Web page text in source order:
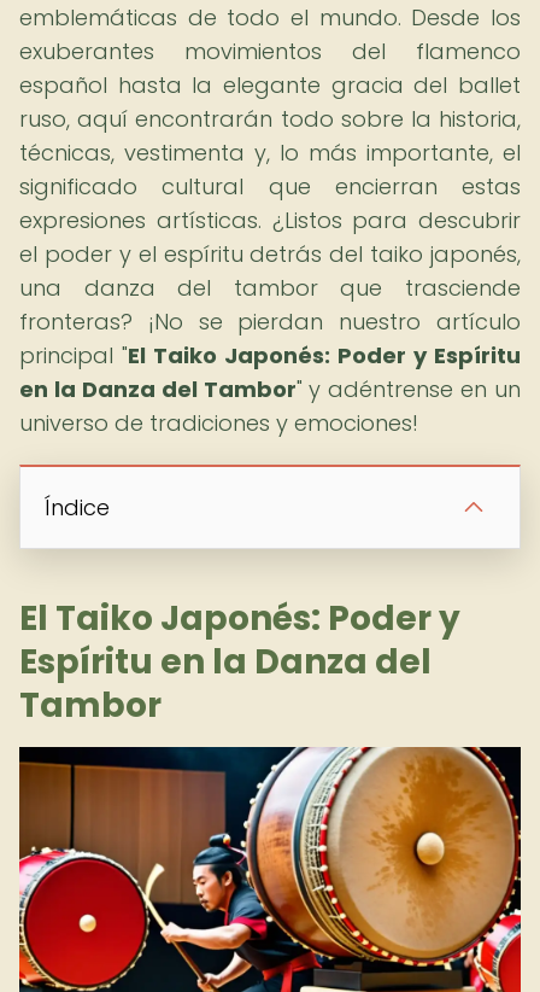
emblemáticas de todo el mundo. Desde los
exuberantes movimientos del flamenco
español hasta la elegante gracia del ballet
ruso, aquí encontrarán todo sobre la historia,
técnicas, vestimenta y, lo más importante, el
significado cultural que encierran estas
expresiones artísticas. ¿Listos para descubrir
el poder y el espíritu detrás del taiko japonés,
una danza del tambor que trasciende
fronteras? ¡No se pierdan nuestro artículo
principal "El Taiko Japonés: Poder y Espíritu
en la Danza del Tambor" y adéntrense en un
universo de tradiciones y emociones!
Índice
El Taiko Japonés: Poder y
Espíritu en la Danza del
Tambor